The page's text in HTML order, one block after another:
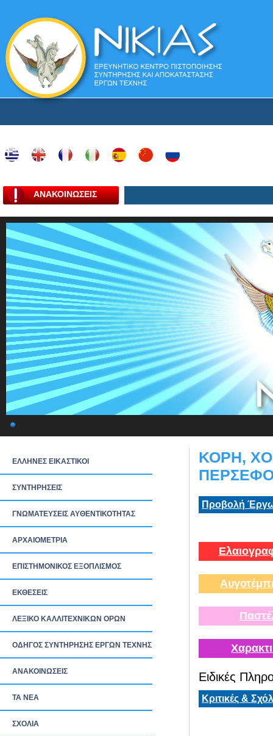
ΑΝΑΚΟΙΝΩΣΕΙΣ
ΕΛΛΗΝΕΣ ΕΙΚΑΣΤΙΚΟΙ
ΣΥΝΤΗΡΗΣΕΙΣ
ΓΝΩΜΑΤΕΥΣΕΙΣ ΑΥΘΕΝΤΙΚΟΤΗΤΑΣ
ΑΡΧΑΙΟΜΕΤΡΙΑ
ΕΠΙΣΤΗΜΟΝΙΚΟΣ ΕΞΟΠΛΙΣΜΟΣ
ΕΚΘΕΣΕΙΣ
ΛΕΞΙΚΟ ΚΑΛΛΙΤΕΧΝΙΚΩΝ ΟΡΩΝ
ΟΔΗΓΟΣ ΣΥΝΤΗΡΗΣΗΣ ΕΡΓΩΝ ΤΕΧΝΗΣ
ΑΝΑΚΟΙΝΩΣΕΙΣ
ΤΑ ΝEΑ
ΣΧΟΛΙΑ
ΚΟΡΗ,
Προβολή
Ειδικές
Κριτικές &